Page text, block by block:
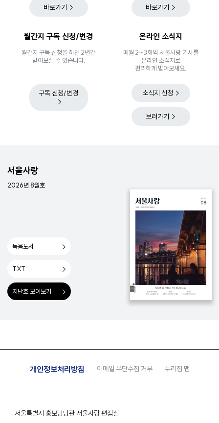
바로가기 바로가기
월간지 구독 신청/변경
월간지 구독 신청을 하면 2년간
받아보실 수 있습니다.
구독 신청/변경
온라인 소식지
매월 2~3회씩 서울사랑 기사를
온라인 소식지로
편리하게 받아보세요.
소식지 신청
보러가기
서울사랑
2026년 8월호
녹음도서
TXT
지난호 모아보기
개인정보처리방침 이메일 무단수집 거부 누리집 맵
서울특별시 홍보담당관 서울사랑 편집실